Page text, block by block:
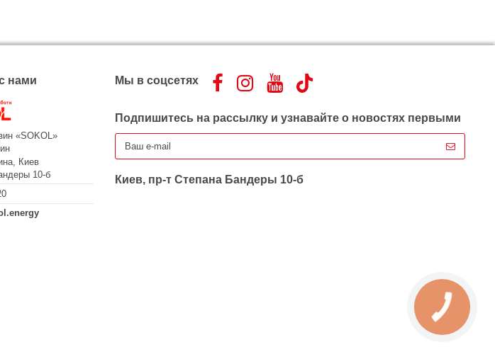
нами
«SOKOL»
Киев
10-б
Мы в соцсетях
Подпишитесь на рассылку и узнавайте о новостях первыми
Киев, пр-т Степана Бандеры 10-б